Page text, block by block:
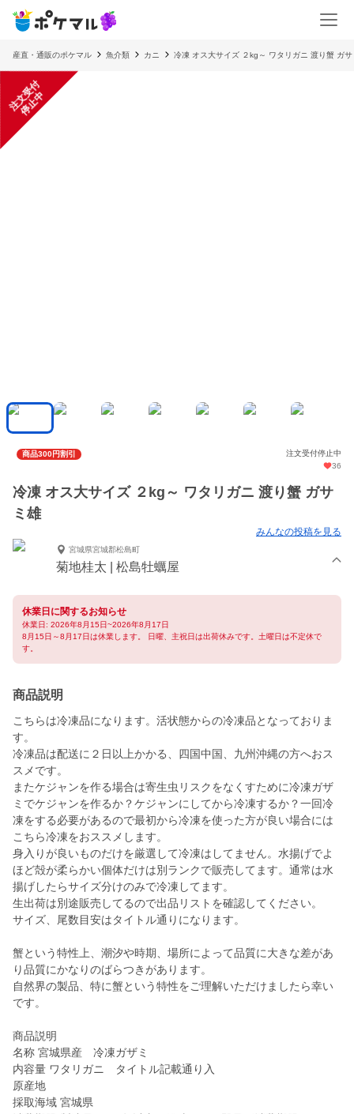
産直・通販のポケマル 魚介類 カニ 冷凍 オス大サイズ ２kg～ ワタリガニ 渡り蟹 ガサ
注
文
受
付
停
止
中
商品300円割引
注文受付停止中
36
冷凍 オス大サイズ ２kg～ ワタリガニ 渡り蟹 ガサ
ミ雄
みんなの投稿を見る
宮城県宮城郡松島町
菊地桂太 | 松島牡蠣屋
休業日に関するお知らせ
休業日: 2026年8月15日~2026年8月17日
8月15日～8月17日は休業します。 日曜、主祝日は出荷休みです。土曜日は不定休で
す。
商品説明
こちらは冷凍品になります。活状態からの冷凍品となっておりま
す。
冷凍品は配送に２日以上かかる、四国中国、九州沖縄の方へおス
スメです。
またケジャンを作る場合は寄生虫リスクをなくすために冷凍ガザ
ミでケジャンを作るか？ケジャンにしてから冷凍するか？一回冷
凍をする必要があるので最初から冷凍を使った方が良い場合には
こちら冷凍をおススメします。
身入りが良いものだけを厳選して冷凍はしてません。水揚げでよ
ほど殻が柔らかい個体だけは別ランクで販売してます。通常は水
揚げしたらサイズ分けのみで冷凍してます。
生出荷は別途販売してるので出品リストを確認してください。
サイズ、尾数目安はタイトル通りになります。
蟹という特性上、潮汐や時期、場所によって品質に大きな差があ
り品質にかなりのばらつきがあります。
自然界の製品、特に蟹という特性をご理解いただけましたら幸い
です。
商品説明
名称 宮城県産 冷凍ガザミ
内容量 ワタリガニ タイトル記載通り入
原産地
採取海域 宮城県